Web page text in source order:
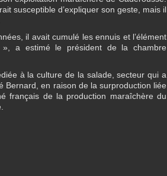
susceptible d’expliquer son geste, mais il
il avait cumulé les ennuis et l’élément
», a estimé le président de la chambre
à la culture de la salade, secteur qui a
Bernard, en raison de la surproduction liée
français de la production maraîchère du